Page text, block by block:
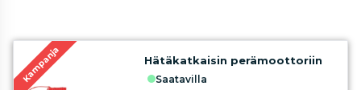
Kampanja Hätäkatkaisin perämoottoriin
saatavilla